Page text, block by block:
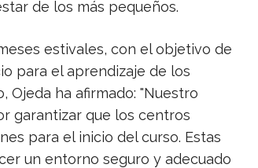
de los más pequeños.
estivales, con el objetivo de
para el aprendizaje de los
Ojeda ha afirmado: "Nuestro
garantizar que los centros
para el inicio del curso. Estas
un entorno seguro y adecuado